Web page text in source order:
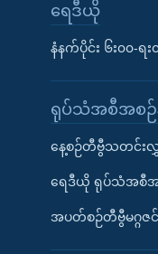
ရေဒီယို
နံနက်ပိုင်း ၆း၀၀-ရး
ရုပ်သံအစီအစဉ်
နေ့စဉ်တီဗွီသတင်း
ရေဒီယို ရုပ်သံအစီ
အပတ်စဉ်တီဗွီမဂ္ဂဇင်